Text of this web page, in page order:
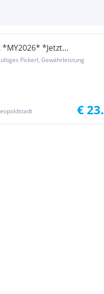
*MY2026* *Jetzt
Pickerl, Gewährleistung
€